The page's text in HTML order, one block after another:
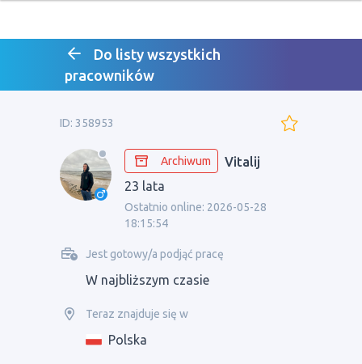
Do listy wszystkich
pracowników
ID: 358953
Archiwum
Vitalij
23 lata
Ostatnio online: 2026-05-28
18:15:54
Jest gotowy/a podjąć pracę
W najbliższym czasie
Teraz znajduje się w
Polska